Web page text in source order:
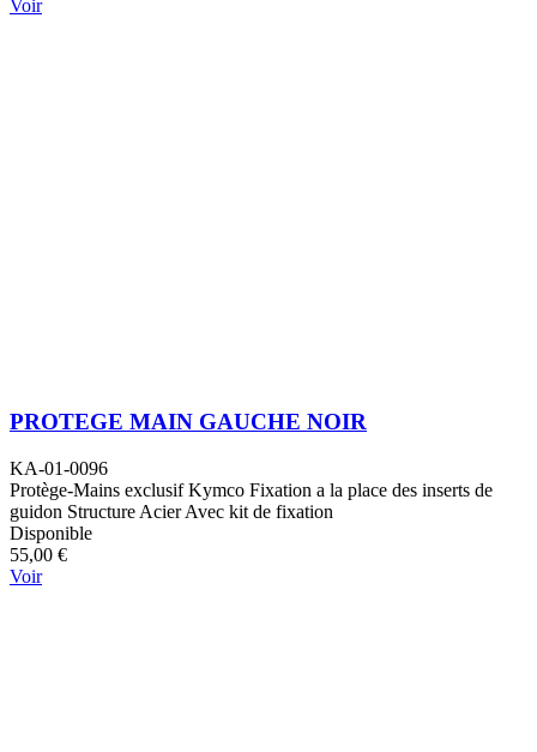
Voir
PROTEGE MAIN GAUCHE NOIR
KA-01-0096
Protège-Mains exclusif Kymco Fixation a la place des inserts de
guidon Structure Acier Avec kit de fixation
Disponible
55,00 €
Voir